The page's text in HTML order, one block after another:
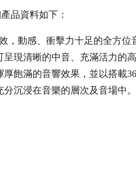
品資料如下：
效，動感、衝擊力十足的全方
呈現清晰的中音、充滿活力的
厚飽滿的音響效果，並以搭載
沉浸在音樂的層次及音場中。